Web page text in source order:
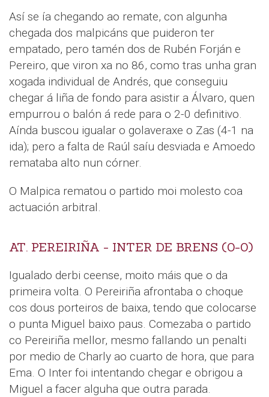
Así se ía chegando ao remate, con algunha
chegada dos malpicáns que puideron ter
empatado, pero tamén dos de Rubén Forján e
Pereiro, que viron xa no 86, como tras unha gran
xogada individual de Andrés, que conseguiu
chegar á liña de fondo para asistir a Álvaro, quen
empurrou o balón á rede para o 2-0 definitivo.
Aínda buscou igualar o golaveraxe o Zas (4-1 na
ida); pero a falta de Raúl saíu desviada e Amoedo
remataba alto nun córner.
O Malpica rematou o partido moi molesto coa
actuación arbitral.
AT. PEREIRIÑA - INTER DE BRENS (0-0)
Igualado derbi ceense, moito máis que o da
primeira volta. O Pereiriña afrontaba o choque
cos dous porteiros de baixa, tendo que colocarse
o punta Miguel baixo paus. Comezaba o partido
co Pereiriña mellor, mesmo fallando un penalti
por medio de Charly ao cuarto de hora, que para
Ema. O Inter foi intentando chegar e obrigou a
Miguel a facer alguha que outra parada.